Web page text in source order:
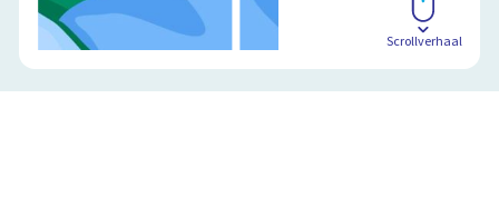
Scrollverhaal